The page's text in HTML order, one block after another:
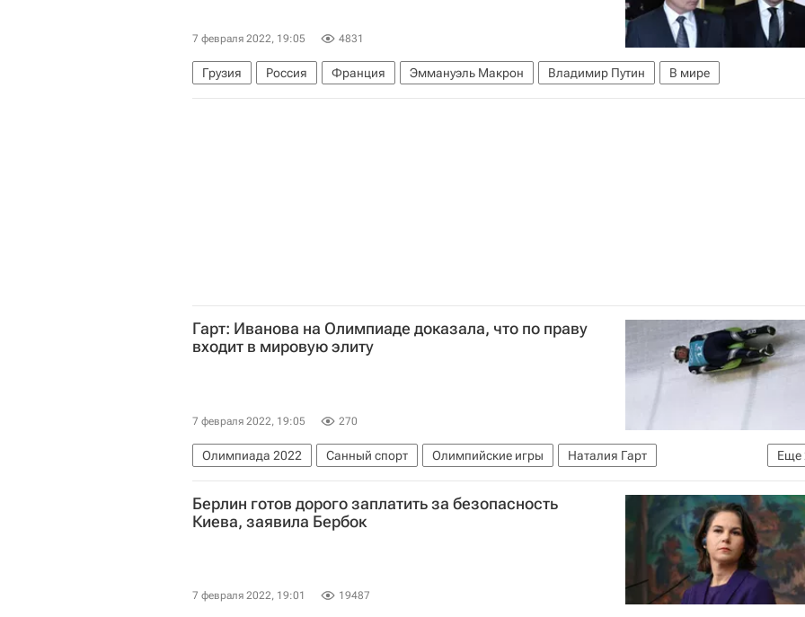
7 февраля 2022, 19:05 4831
Грузия Россия Франция Эммануэль Макрон Владимир Путин В мире
Гарт: Иванова на Олимпиаде доказала, что по праву
входит в мировую элиту
7 февраля 2022, 19:05 270
Еще
Олимпиада 2022 Санный спорт Олимпийские игры
Наталия Гарт
Федерация санного спорта России (ФССР)
Татьяна Иванова
Берлин готов дорого заплатить за безопасность
Киева, заявила Бербок
7 февраля 2022, 19:01 19487